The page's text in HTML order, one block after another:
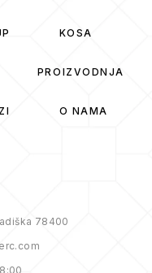
KOSA
PROIZVODNJA
O NAMA
78400